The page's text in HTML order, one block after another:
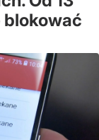
blokować